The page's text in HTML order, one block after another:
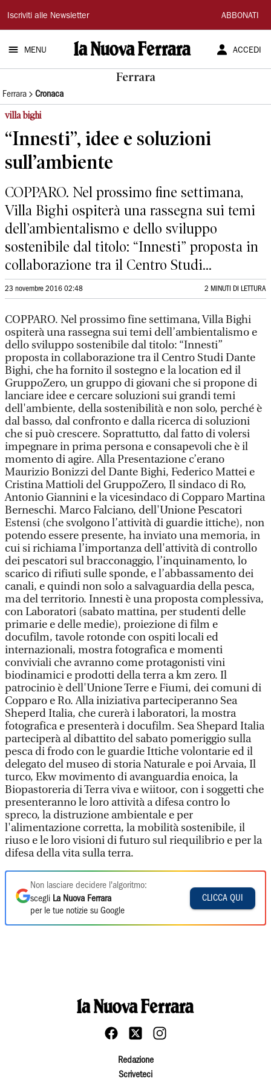
La
Nuova
Ferrara
Iscriviti alle Newsletter ABBONATI
MENU ACCEDI
Ferrara
Ferrara Cronaca
villa bighi
“Innesti”, idee e soluzioni
sull’ambiente
COPPARO. Nel prossimo fine settimana,
Villa Bighi ospiterà una rassegna sui temi
dell’ambientalismo e dello sviluppo
sostenibile dal titolo: “Innesti” proposta in
collaborazione tra il Centro Studi...
23 novembre 2016 02:48 2 MINUTI DI LETTURA
COPPARO. Nel prossimo fine settimana, Villa Bighi
ospiterà una rassegna sui temi dell’ambientalismo e
dello sviluppo sostenibile dal titolo: “Innesti”
proposta in collaborazione tra il Centro Studi Dante
Bighi, che ha fornito il sostegno e la location ed il
GruppoZero, un gruppo di giovani che si propone di
lanciare idee e cercare soluzioni sui grandi temi
dell'ambiente, della sostenibilità e non solo, perché è
dal basso, dal confronto e dalla ricerca di soluzioni
che si può crescere. Soprattutto, dal fatto di volersi
impegnare in prima persona e consapevoli che è il
momento di agire. Alla Presentazione c’erano
Maurizio Bonizzi del Dante Bighi, Federico Mattei e
Cristina Mattioli del GruppoZero, Il sindaco di Ro,
Antonio Giannini e la vicesindaco di Copparo Martina
Berneschi. Marco Falciano, dell'Unione Pescatori
Estensi (che svolgono l’attività di guardie ittiche), non
potendo essere presente, ha inviato una memoria, in
cui si richiama l’importanza dell'attività di controllo
dei pescatori sul bracconaggio, l’inquinamento, lo
scarico di rifiuti sulle sponde, e l’abbassamento dei
canali, e quindi non solo a salvaguardia della pesca,
ma del territorio. Innesti è una proposta complessiva,
con Laboratori (sabato mattina, per studenti delle
primarie e delle medie), proiezione di film e
docufilm, tavole rotonde con ospiti locali ed
internazionali, mostra fotografica e momenti
conviviali che avranno come protagonisti vini
biodinamici e prodotti della terra a km zero. Il
patrocinio è dell'Unione Terre e Fiumi, dei comuni di
Copparo e Ro. Alla iniziativa parteciperanno Sea
Sheperd Italia, che curerà i laboratori, la mostra
fotografica e presenterà i docufilm. Sea Shepard Italia
parteciperà al dibattito del sabato pomeriggio sulla
pesca di frodo con le guardie Ittiche volontarie ed il
delegato del museo di storia Naturale e poi Arvaia, Il
turco, Ekw movimento di avanguardia enoica, la
Biopastoreria di Terra viva e wiitoor, con i soggetti che
presenteranno le loro attività a difesa contro lo
spreco, la distruzione ambientale e per
l'alimentazione corretta, la mobilità sostenibile, il
riuso e le loro visioni di futuro sul riequilibrio e per la
difesa della vita sulla terra.
Non lasciare decidere l'algoritmo:
scegli La Nuova Ferrara
per le tue notizie su Google
CLICCA QUI
Redazione
Scriveteci